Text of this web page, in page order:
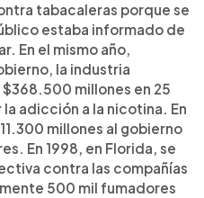
tabacaleras porque se
estaba informado de
En el mismo año,
la industria
millones en 25
adicción a la nicotina. En
millones al gobierno
En 1998, en Florida, se
contra las compañías
500 mil fumadores